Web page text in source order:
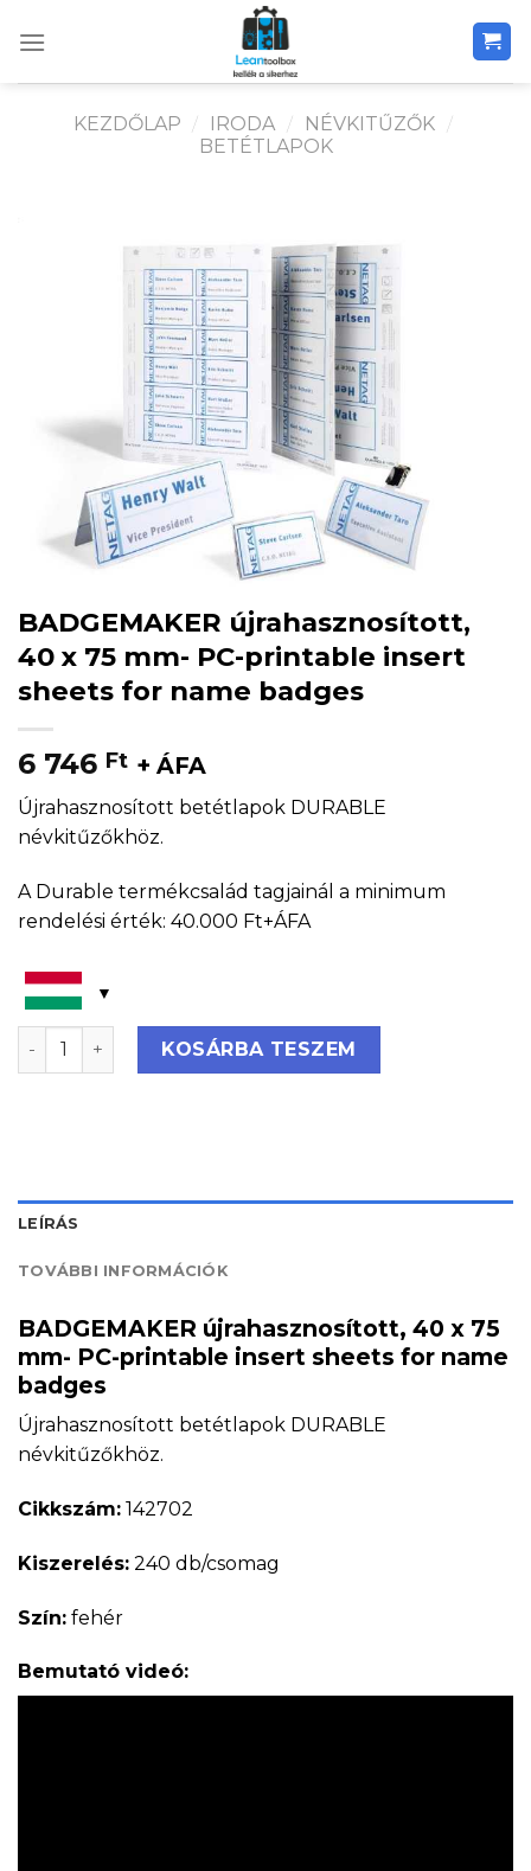
KEZDŐLAP / IRODA / NÉVKITŰZŐK /
BETÉTLAPOK
BADGEMAKER újrahasznosított,
40 x 75 mm- PC-printable insert
sheets for name badges
6 746 Ft + ÁFA
Újrahasznosított betétlapok DURABLE
névkitűzőkhöz.
A Durable termékcsalád tagjainál a minimum
rendelési érték: 40.000 Ft+ÁFA
BADGEMAKER újrahasznosított, 40 x 75 mm- PC-
KOSÁRBA TESZEM
LEÍRÁS
TOVÁBBI INFORMÁCIÓK
BADGEMAKER újrahasznosított, 40 x 75
mm- PC-printable insert sheets for name
badges
Újrahasznosított betétlapok DURABLE
névkitűzőkhöz.
Cikkszám: 142702
Kiszerelés: 240 db/csomag
Szín: fehér
Bemutató videó: